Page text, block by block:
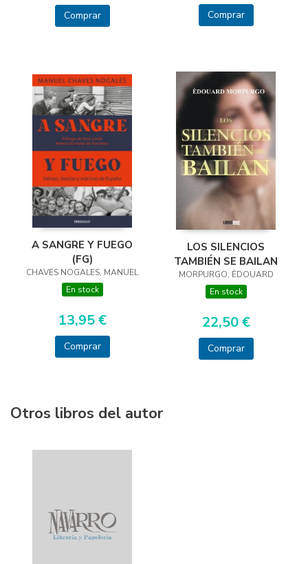
Comprar Comprar
A SANGRE Y FUEGO
(FG)
CHAVES NOGALES, MANUEL
En stock
13,95 €
Comprar
LOS SILENCIOS
TAMBIÉN SE BAILAN
MORPURGO, ÈDOUARD
En stock
22,50 €
Comprar
Otros libros del autor